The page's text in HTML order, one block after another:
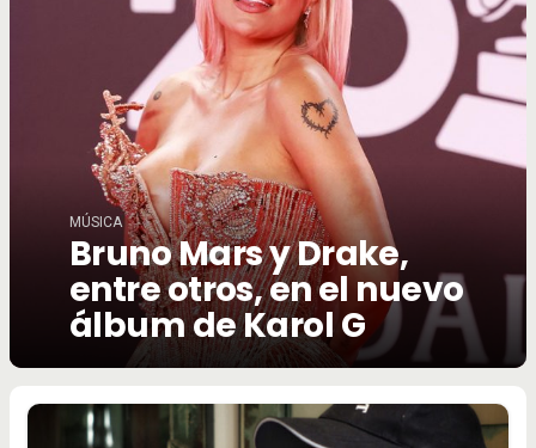
MÚSICA
Bruno Mars y Drake,
entre otros, en el nuevo
álbum de Karol G